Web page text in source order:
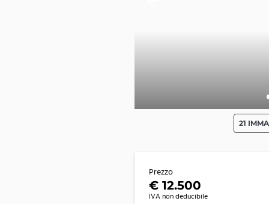
21
Prezzo
€ 12.500
IVA non deducibile